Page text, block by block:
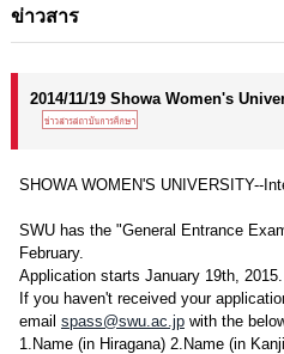
ข่าวสาร
2014/11/19 Showa Women's
SHOWA WOMEN'S UNIVERSITY--
SWU has the "General Entrance
February.
Application starts January 19th, 2015.
If you haven't received your
email spass@swu.ac.jpwith the
1.Name (in Hiragana) 2.Name (in